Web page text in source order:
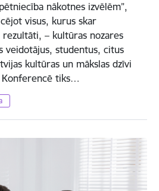
nākotnes izvēlēm”,
visus, kurus skar
– kultūras nozares
veidotājus, studentus, citus
kultūras un mākslas dzīvi
Konferencē tiks…